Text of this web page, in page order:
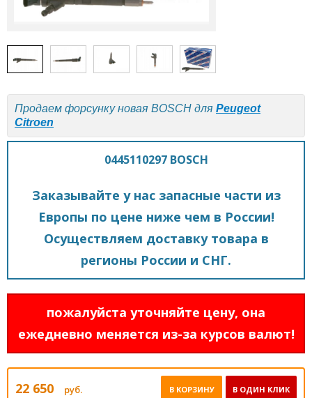
Продаем форсунку новая BOSCH для Peugeot
Citroen
0445110297 BOSCH
Заказывайте у нас запасные части из
Европы по цене ниже чем в России!
Осуществляем доставку товара в
регионы России и СНГ.
пожалуйста уточняйте цену, она
ежедневно меняется из-за курсов валют!
22 650 руб. В ОДИН КЛИК
В КОРЗИНУ